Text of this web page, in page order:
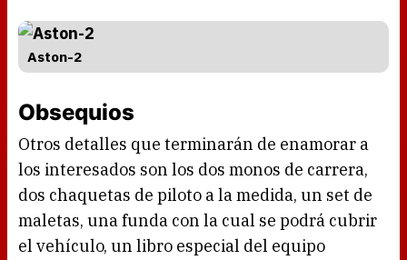
Aston-2
Obsequios
Otros detalles que terminarán de enamorar a
los interesados son los dos monos de carrera,
dos chaquetas de piloto a la medida, un set de
maletas, una funda con la cual se podrá cubrir
el vehículo, un libro especial del equipo